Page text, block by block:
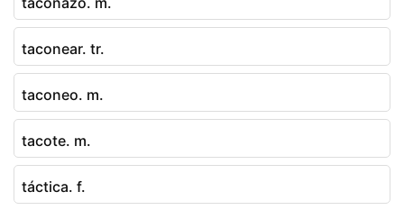
taconear. tr.
taconeo. m.
tacote. m.
táctica. f.